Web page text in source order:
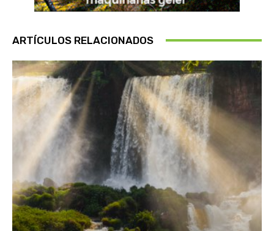
ARTÍCULOS RELACIONADOS